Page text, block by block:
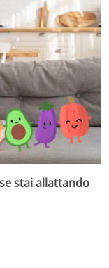
stai allattando